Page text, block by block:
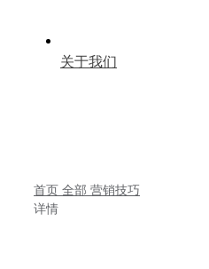
关于我们
首页 全部 营销技巧
详情